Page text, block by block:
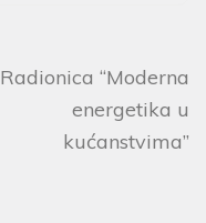
Radionica “Moderna
energetika u
kućanstvima”